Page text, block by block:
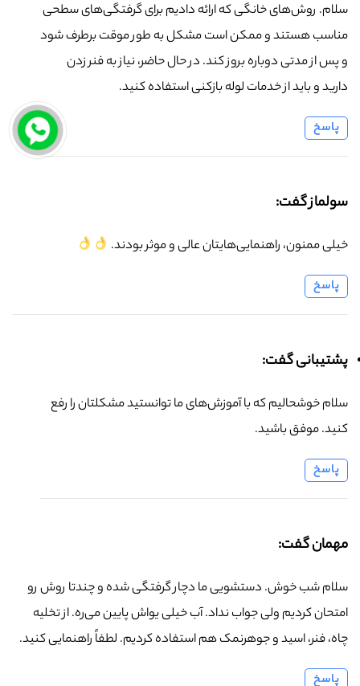
سلام. روش‌های خانگی که ارائه دادیم برای گرفتگی‌های سطحی
مناسب هستند و ممکن است مشکل به طور موقت برطرف شود
و پس از مدتی دوباره بروز کند. در حال حاضر، نیاز به فنر زدن
دارید و باید از خدمات لوله بازکنی استفاده کنید.
پاسخ
سولماز گفت:
خیلی ممنون، راهنمایی‌هایتان عالی و موثر بودند.
پاسخ
پشتیبانی گفت:
سلام خوشحالیم که با آموزش‌های ما توانستید مشکلتان را رفع
کنید. موفق باشید.
پاسخ
مهمان گفت:
سلام شب خوش. دستشویی ما دچار گرفتگی شده و چندتا روش رو
امتحان کردیم ولی جواب نداد. آب خیلی یواش پایین می‌ره. از تخلیه
چاه، فنر، اسید و جوهرنمک هم استفاده کردیم. لطفاً راهنمایی کنید.
پاسخ